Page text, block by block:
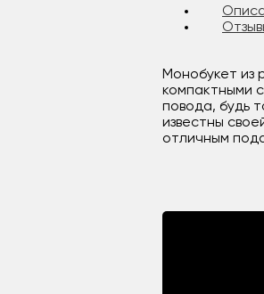
Монобукет из
компактными
повода, будь
известны
отличным